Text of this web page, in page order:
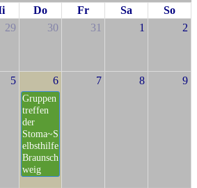
Do Fr Sa
So
29 30 31 1 2
5 6
Gruppen
treffen
der
Stoma~S
elbsthilfe
Braunsch
weig
7 8 9